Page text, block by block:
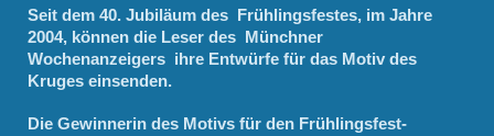
Seit dem 40. Jubiläum des Frühlingsfestes, im Jahre
2004, können die Leser des Münchner
Wochenanzeigers ihre Entwürfe für das Motiv des
Kruges einsenden.
Die Gewinnerin des Motivs für den Frühlingsfest-